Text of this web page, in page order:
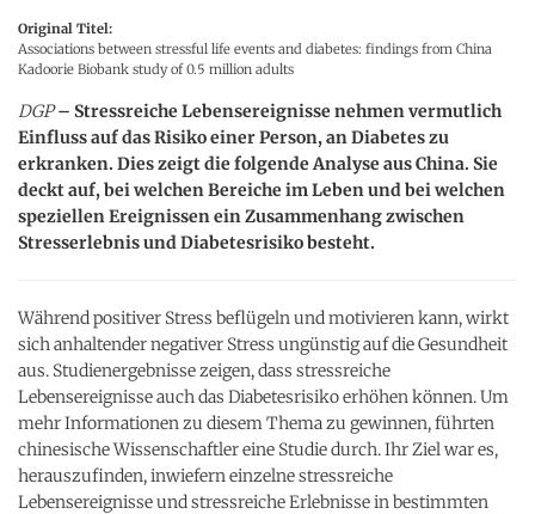
Original Titel:
Associations between stressful life events and diabetes: findings from China
Kadoorie Biobank study of 0.5 million adults
DGP– Stressreiche Lebensereignisse nehmen vermutlich
Einfluss auf das Risiko einer Person, an Diabetes zu
erkranken. Dies zeigt die folgende Analyse aus China. Sie
deckt auf, bei welchen Bereiche im Leben und bei welchen
speziellen Ereignissen ein Zusammenhang zwischen
Stresserlebnis und Diabetesrisiko besteht.
Während positiver Stress beflügeln und motivieren kann, wirkt
sich anhaltender negativer Stress ungünstig auf die Gesundheit
aus. Studienergebnisse zeigen, dass stressreiche
Lebensereignisse auch das Diabetesrisiko erhöhen können. Um
mehr Informationen zu diesem Thema zu gewinnen, führten
chinesische Wissenschaftler eine Studie durch. Ihr Ziel war es,
herauszufinden, inwiefern einzelne stressreiche
Lebensereignisse und stressreiche Erlebnisse in bestimmten